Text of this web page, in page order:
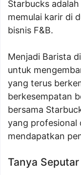
Starbucks
memulai karir di
bisnis F&B.
Menjadi Barista
untuk
yang terus
berkesempatan
bersama
yang profesional
mendapatkan
Tanya